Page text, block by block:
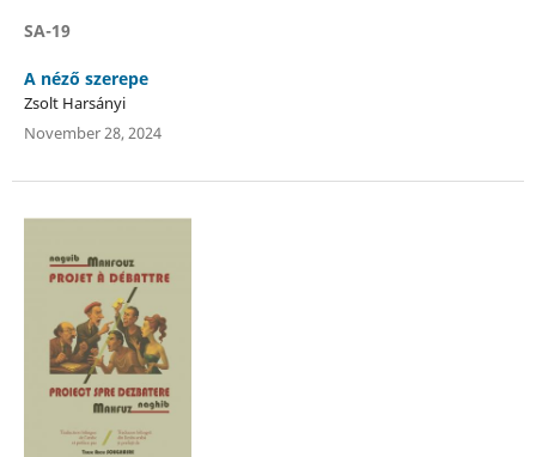
SA-19
A néző szerepe
Zsolt Harsányi
November 28, 2024